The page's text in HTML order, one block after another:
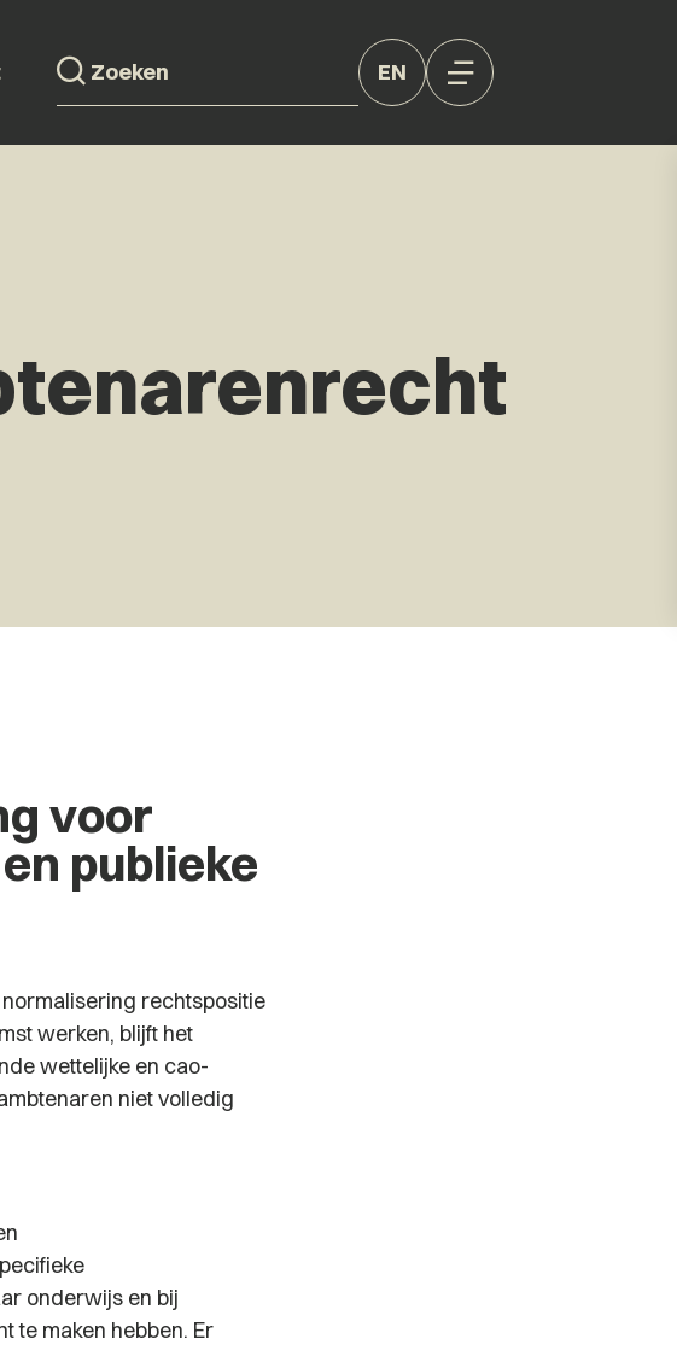
EN
voor
publieke
rechtspositie
werken, blijft het
wettelijke en cao-
niet volledig
onderwijs en bij
te maken hebben. Er